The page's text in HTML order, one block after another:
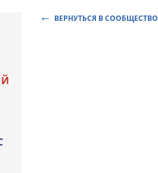
ВЕРНУТЬСЯ В СООБЩЕСТВО